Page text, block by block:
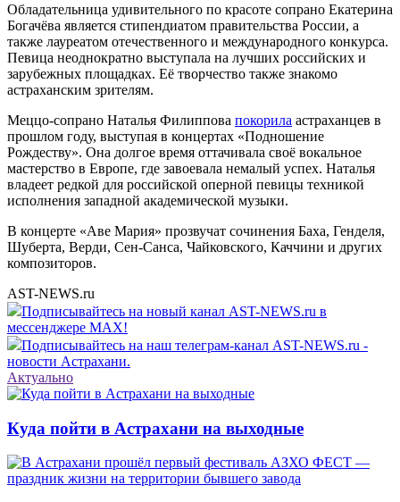
Обладательница удивительного по красоте сопрано Екатерина
Богачёва является стипендиатом правительства России, а
также лауреатом отечественного и международного конкурса.
Певица неоднократно выступала на лучших российских и
зарубежных площадках. Её творчество также знакомо
астраханским зрителям.
Меццо-сопрано Наталья Филиппова покорила астраханцев в
прошлом году, выступая в концертах «Подношение
Рождеству». Она долгое время оттачивала своё вокальное
мастерство в Европе, где завоевала немалый успех. Наталья
владеет редкой для российской оперной певицы техникой
исполнения западной академической музыки.
В концерте «Аве Мария» прозвучат сочинения Баха, Генделя,
Шуберта, Верди, Сен-Санса, Чайковского, Каччини и других
композиторов.
AST-NEWS.ru
Подписывайтесь на новый канал AST-NEWS.ru в
мессенджере MAX!
Подписывайтесь на наш телеграм-канал AST-NEWS.ru -
новости Астрахани.
Актуально
Куда пойти в Астрахани на выходные